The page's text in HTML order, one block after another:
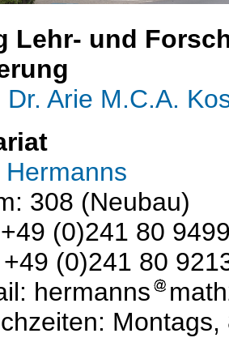
Lehr- und
Dr. Arie M.C.A.
Hermanns
308 (Neubau)
(0)241 80
(0)241 80
hermanns